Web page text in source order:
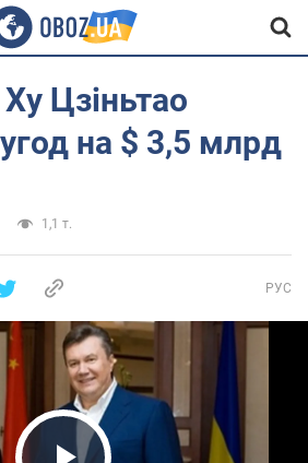
Цзіньтао
на $ 3,5 млрд
1,1 т.
РУС